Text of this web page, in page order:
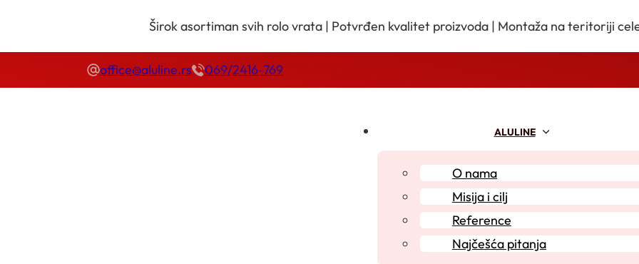
Širok asortiman svih rolo vrata | Potvrđen kvalitet proizvoda | Montaža na teritoriji
office@aluline.rs 069/2416-769
ALULINE
O nama
Misija i cilj
Reference
Najčešća pitanja